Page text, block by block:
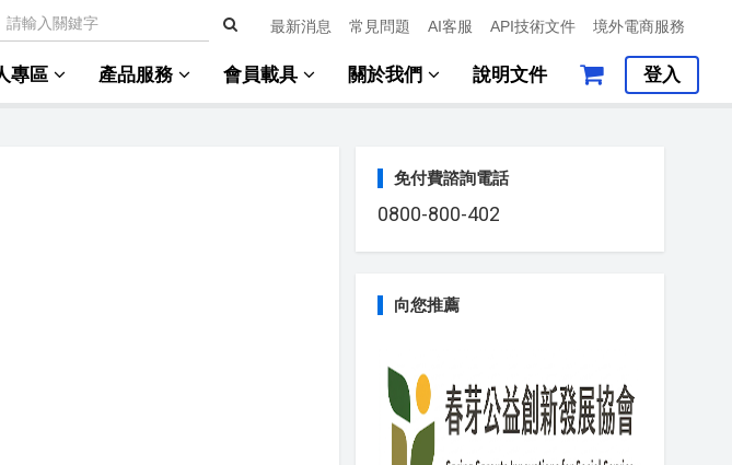
最新消息 常見問題 AI客服 API技術文件 境外電商服務
專區 產品服務 會員載具 關於我們 說明文件 登入
免付費諮詢電話
0800-800-402
向您推薦